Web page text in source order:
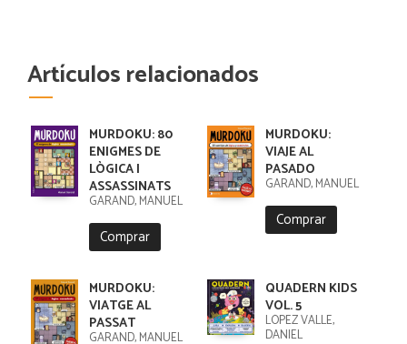
Artículos relacionados
MURDOKU: 80
ENIGMES DE
LÒGICA I
ASSASSINATS
GARAND, MANUEL
Comprar
MURDOKU:
VIAJE AL
PASADO
GARAND, MANUEL
Comprar
MURDOKU:
VIATGE AL
PASSAT
GARAND, MANUEL
QUADERN KIDS
VOL. 5
LÓPEZ VALLE,
DANIEL